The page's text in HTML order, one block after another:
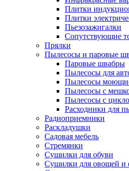
Плитки
Плитки
Пьезозажигалки
Сопутствующие
Прялки
Пылесосы и паровые
Паровые швабры
Пылесосы для
Пылесосы
Пылесосы с
Пылесосы с
Расходники для
Радиоприемники
Раскладушки
Садовая мебель
Стремянки
Сушилки для обуви
Сушилки для овощей и